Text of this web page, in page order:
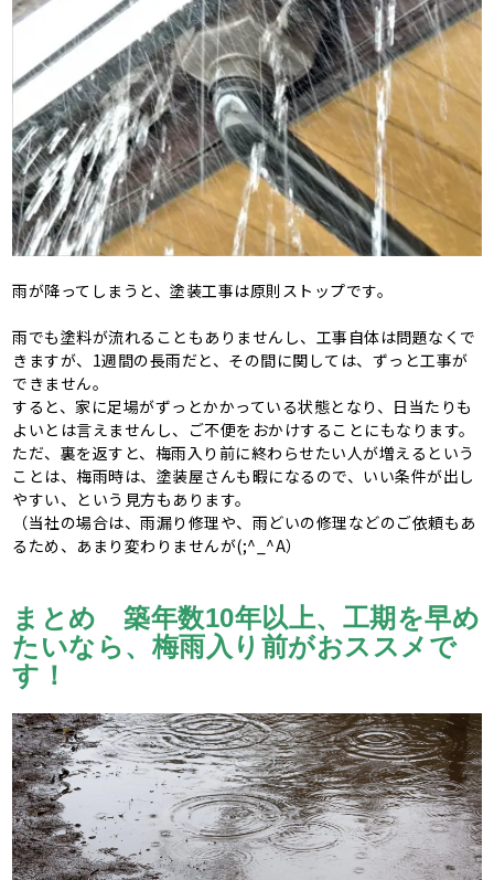
雨が降ってしまうと、塗装工事は原則ストップです。
雨でも塗料が流れることもありませんし、工事自体は問題なくで
きますが、1週間の長雨だと、その間に関しては、ずっと工事が
できません。
すると、家に足場がずっとかかっている状態となり、日当たりも
よいとは言えませんし、ご不便をおかけすることにもなります。
ただ、裏を返すと、梅雨入り前に終わらせたい人が増えるという
ことは、梅雨時は、塗装屋さんも暇になるので、いい条件が出し
やすい、という見方もあります。
（当社の場合は、雨漏り修理や、雨どいの修理などのご依頼もあ
るため、あまり変わりませんが(;^_^A）
まとめ 築年数10年以上、工期を早め
たいなら、梅雨入り前がおススメで
す！